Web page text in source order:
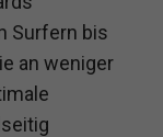
Surfern bis
an weniger